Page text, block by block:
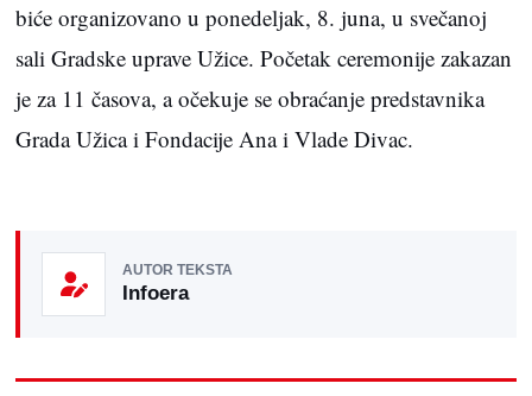
biće organizovano u ponedeljak, 8. juna, u svečanoj
sali Gradske uprave Užice. Početak ceremonije zakazan
je za 11 časova, a očekuje se obraćanje predstavnika
Grada Užica i Fondacije Ana i Vlade Divac.
AUTOR TEKSTA
Infoera